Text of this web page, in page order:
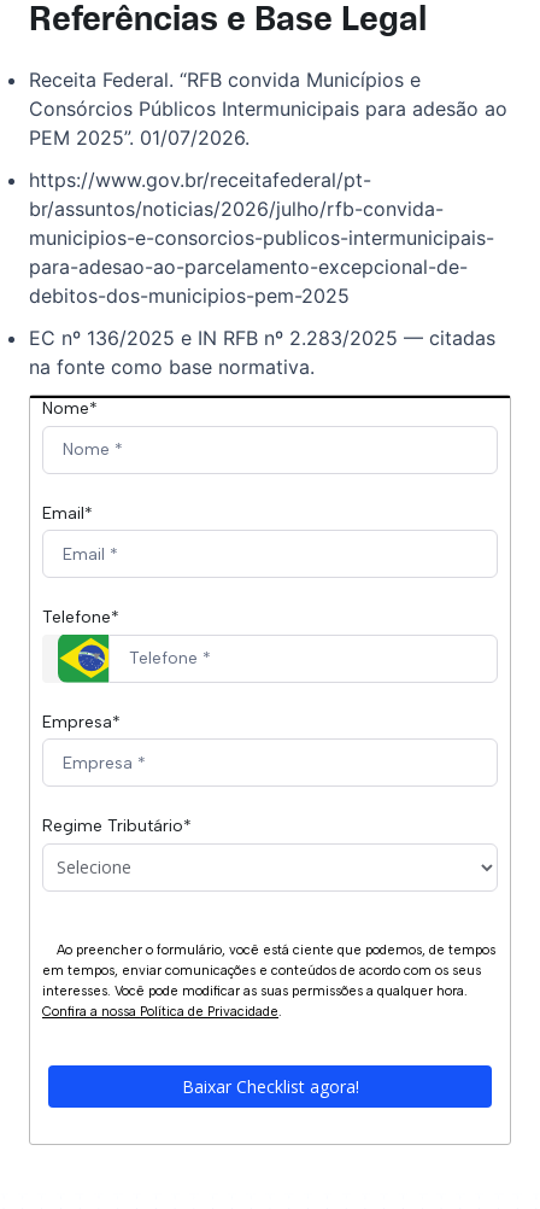
Clínicas Médicas
Equiparação Hospitalar - IRPJ/CSLL
Revisão da Base de INSS
FAP - Fator Acidentário de Prevenção
Assessoria Tributária
Assessoria Contábil
Assessoria Previdenciária
Referências e Base Legal
Receita Federal. “RFB convida Municípios e
Consórcios Públicos Intermunicipais para adesão ao
PEM 2025”. 01/07/2026.
https://www.gov.br/receitafederal/pt-
br/assuntos/noticias/2026/julho/rfb-convida-
municipios-e-consorcios-publicos-intermunicipais-
para-adesao-ao-parcelamento-excepcional-de-
debitos-dos-municipios-pem-2025
EC nº 136/2025 e IN RFB nº 2.283/2025 — citadas
na fonte como base normativa.
Nome*
Email*
Telefone*
Empresa*
Regime Tributário*
Ao preencher o formulário, você está ciente que podemos, de tempos
em tempos, enviar comunicações e conteúdos de acordo com os seus
Confira a nossa Política de Privacidade.
Baixar Checklist agora!